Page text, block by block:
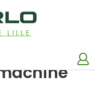
LILLE